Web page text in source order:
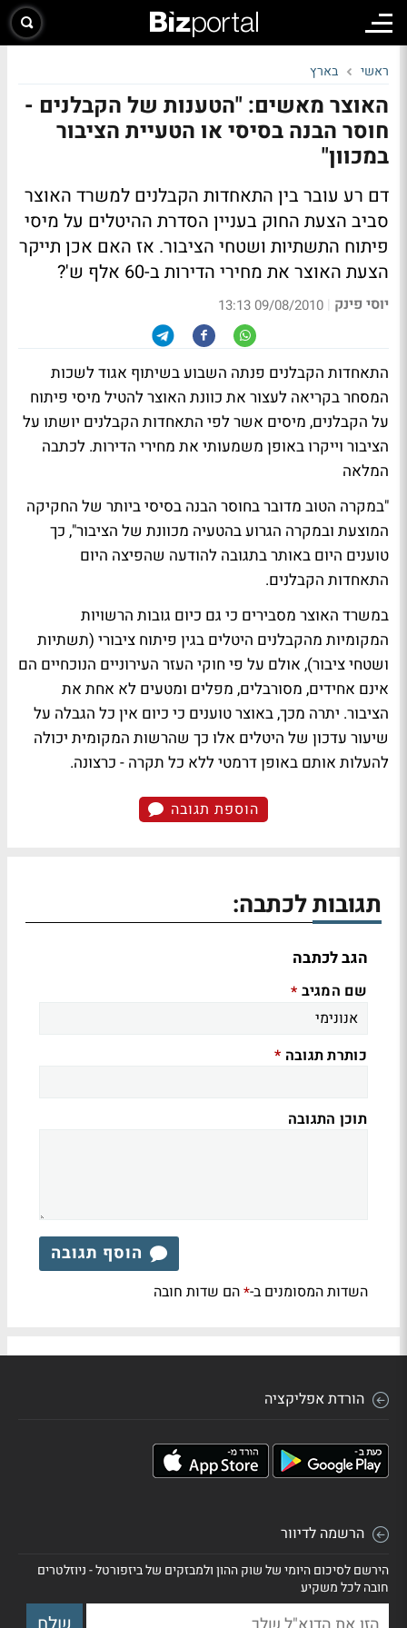
ראשי בארץ
האוצר מאשים: "הטענות של הקבלנים -
חוסר הבנה בסיסי או הטעיית הציבור
במכוון"
דם רע עובר בין התאחדות הקבלנים למשרד האוצר
סביב הצעת החוק בעניין הסדרת ההיטלים על מיסי
פיתוח התשתיות ושטחי הציבור. אז האם אכן תייקר
הצעת האוצר את מחירי הדירות ב-60 אלף ש'?
יוסי פינק |
09/08/2010 13:13
התאחדות הקבלנים פנתה השבוע בשיתוף אגוד לשכות
המסחר בקריאה לעצור את כוונת האוצר להטיל מיסי פיתוח
על הקבלנים, מיסים אשר לפי התאחדות הקבלנים יושתו על
הציבור וייקרו באופן משמעותי את מחירי הדירות. לכתבה
המלאה
"במקרה הטוב מדובר בחוסר הבנה בסיסי ביותר של החקיקה
המוצעת ובמקרה הגרוע בהטעיה מכוונת של הציבור", כך
טוענים היום באותר בתגובה להודעה שהפיצה היום
התאחדות הקבלנים.
במשרד האוצר מסבירים כי גם כיום גובות הרשויות
המקומיות מהקבלנים היטלים בגין פיתוח ציבורי (תשתיות
ושטחי ציבור), אולם על פי חוקי העזר העירוניים הנוכחיים הם
אינם אחידים, מסורבלים, מפלים ומטעים לא אחת את
הציבור. יתרה מכך, באוצר טוענים כי כיום אין כל הגבלה על
שיעור עדכון של היטלים אלו כך שהרשות המקומית יכולה
להעלות אותם באופן דרמטי ללא כל תקרה - כרצונה.
הוספת תגובה
תגובות לכתבה:
הגב לכתבה
שם המגיב *
כותרת תגובה *
תוכן התגובה
הוסף תגובה
השדות המסומנים ב-*הם שדות חובה
הורדת אפליקציה
הרשמה לדיוור
הירשם לסיכום היומי של שוק ההון ולמבזקים של ביזפורטל - ניוזלטרים
חובה לכל משקיע